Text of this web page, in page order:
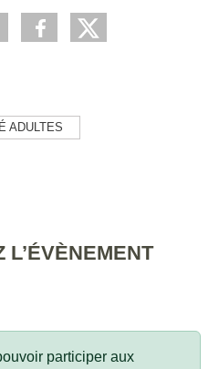
ADULTES
L’ÉVÈNEMENT
participer aux